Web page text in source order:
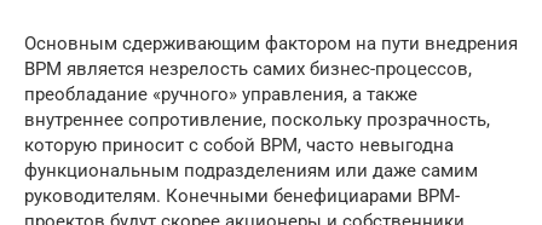
Основным сдерживающим фактором на пути внедрения
BPM является незрелость самих бизнес-процессов,
преобладание «ручного» управления, а также
внутреннее сопротивление, поскольку прозрачность,
которую приносит с собой BPM, часто невыгодна
функциональным подразделениям или даже самим
руководителям. Конечными бенефициарами BPM-